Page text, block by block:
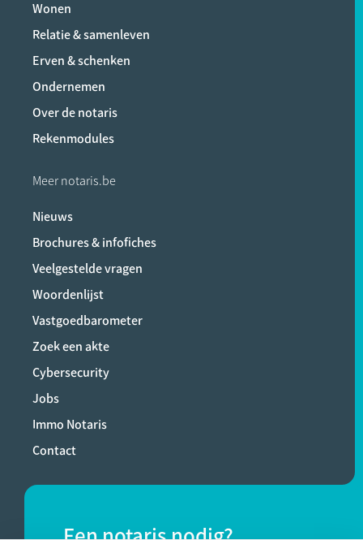
Wonen
Relatie & samenleven
Erven & schenken
Ondernemen
Over de notaris
Rekenmodules
Meer notaris.be
Nieuws
Brochures & infofiches
Veelgestelde vragen
Woordenlijst
Vastgoedbarometer
Zoek een akte
Cybersecurity
Jobs
Immo Notaris
Contact